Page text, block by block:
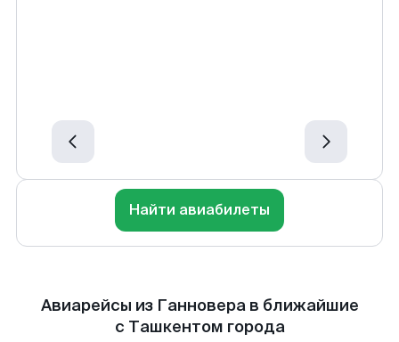
Найти авиабилеты
Авиарейсы из Ганновера в ближайшие
с Ташкентом города